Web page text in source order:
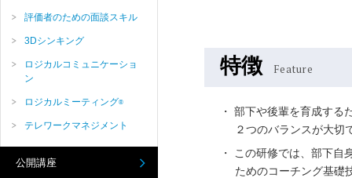
特徴 Feature
部下や後輩を育成する
２つのバランスが大切
この研修では、部下自
ためのコーチング基礎
評価者のための面談スキル
3Dシンキング
ロジカルコミュニケーショ
ン
ロジカルミーティング
テレワークマネジメント
公開講座